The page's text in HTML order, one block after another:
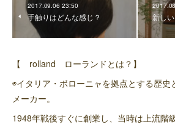
2017.09.06 23:50
手触りはどんな感じ？ 新し
【 rolland ローランドとは？】
◉イタリア・ボローニャを拠点とする歴史
メーカー。
1948年戦後すぐに創業し、当時は上流階